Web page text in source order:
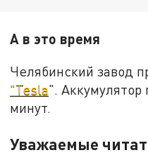
А в это время
Челябинский завод
"Tesla". Аккумулятор
минут.
Уважаемые